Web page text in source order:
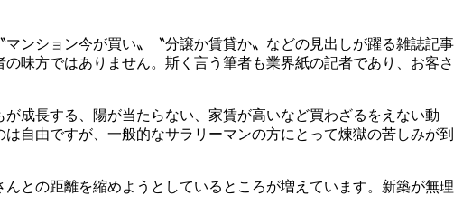
ンション今が買い〟〝分譲か賃貸か〟などの見出しが躍る雑誌記事
味方ではありません。斯く言う筆者も業界紙の記者であり、お客さ
成長する、陽が当たらない、家賃が高いなど買わざるをえない動
自由ですが、一般的なサラリーマンの方にとって煉獄の苦しみが到
との距離を縮めようとしているところが増えています。新築が無理